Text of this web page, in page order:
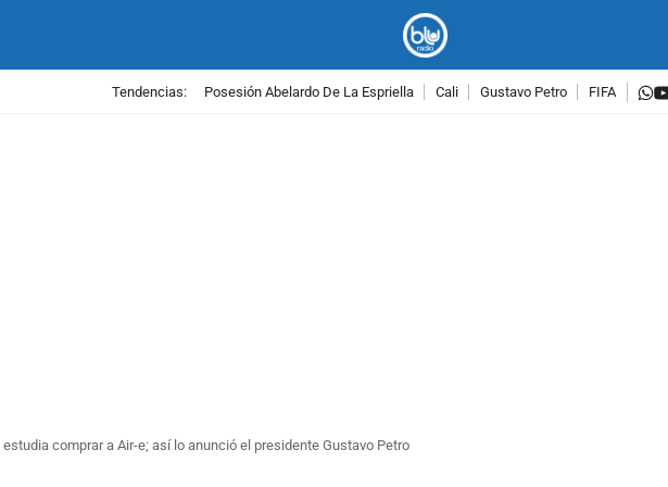
Tendencias: Posesión Abelardo De La Espriella Cali Gustavo Petro FIFA
comprar a Air-e; así lo anunció el presidente Gustavo Petro